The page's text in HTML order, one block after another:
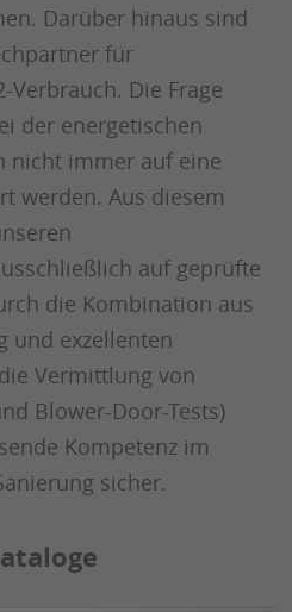
Darüber hinaus sind
für
Verbrauch. Die Frage
der energetischen
nicht immer auf eine
werden. Aus diesem
auf geprüfte
die Kombination aus
und exzellenten
Vermittlung von
Blower-Door-Tests)
Kompetenz im
sicher.